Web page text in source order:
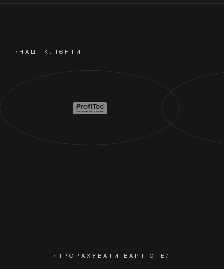
/НАШІ КЛІЄНТИ
/ПРОРАХУВАТИ ВАРТІСТЬ/